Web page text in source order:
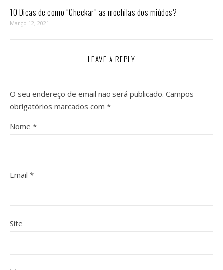
10 Dicas de como “Checkar” as mochilas dos miúdos?
Março 12, 2021
LEAVE A REPLY
O seu endereço de email não será publicado. Campos
obrigatórios marcados com *
Nome *
Email *
Site